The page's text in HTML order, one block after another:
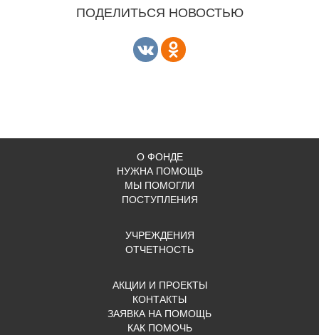
ПОДЕЛИТЬСЯ НОВОСТЬЮ
О ФОНДЕ
НУЖНА ПОМОЩЬ
МЫ ПОМОГЛИ
ПОСТУПЛЕНИЯ
УЧРЕЖДЕНИЯ
ОТЧЕТНОСТЬ
АКЦИИ И ПРОЕКТЫ
КОНТАКТЫ
ЗАЯВКА НА ПОМОЩЬ
КАК ПОМОЧЬ